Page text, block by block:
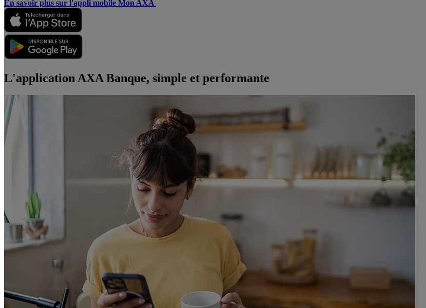
En savoir plus sur l'appli mobile Mon AXA
L'application AXA Banque, simple et performante